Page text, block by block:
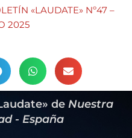
«LAUDATE» Nº47 –
2025
de Nuestra
- España